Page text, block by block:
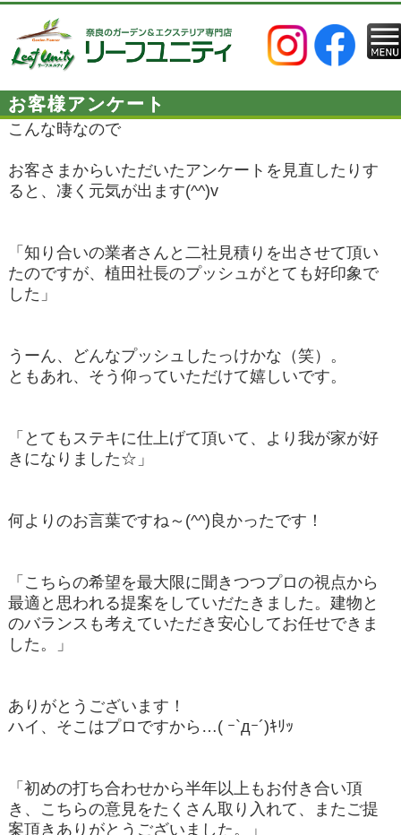
お客様アンケート
こんな時なので
お客さまからいただいたアンケートを見直したりす
ると、凄く元気が出ます(^^)v
「知り合いの業者さんと二社見積りを出させて頂い
たのですが、植田社長のプッシュがとても好印象で
した」
うーん、どんなプッシュしたっけかな（笑）。
ともあれ、そう仰っていただけて嬉しいです。
「とてもステキに仕上げて頂いて、より我が家が好
きになりました☆」
何よりのお言葉ですね～(^^)良かったです！
「こちらの希望を最大限に聞きつつプロの視点から
最適と思われる提案をしていだたきました。建物と
のバランスも考えていただき安心してお任せできま
した。」
ありがとうございます！
ハイ、そこはプロですから…( ｰ`дｰ´)ｷﾘｯ
「初めの打ち合わせから半年以上もお付き合い頂
き、こちらの意見をたくさん取り入れて、またご提
案頂きありがとうございました。」